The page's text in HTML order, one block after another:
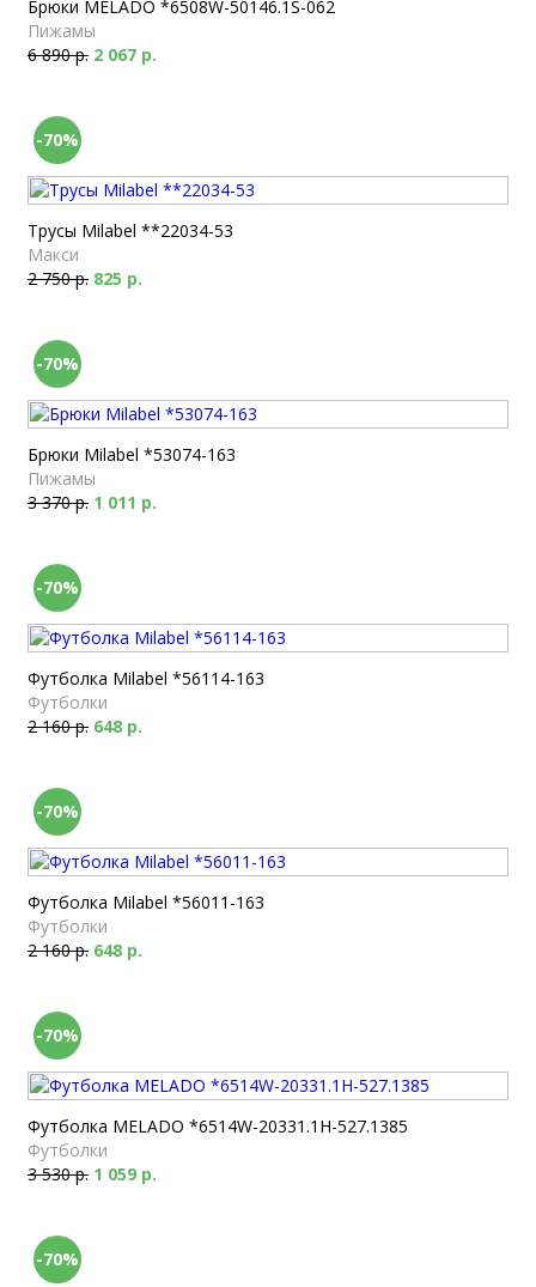
Брюки MELADO *6508W-50146.1S-062
Пижамы
6 890 р. 2 067 р.
-70%
Трусы Milabel **22034-53
Макси
2 750 р. 825 р.
-70%
Брюки Milabel *53074-163
Пижамы
3 370 р. 1 011 р.
-70%
Футболка Milabel *56114-163
Футболки
2 160 р. 648 р.
-70%
Футболка Milabel *56011-163
Футболки
2 160 р. 648 р.
-70%
Футболка MELADO *6514W-20331.1H-527.1385
Футболки
3 530 р. 1 059 р.
-70%